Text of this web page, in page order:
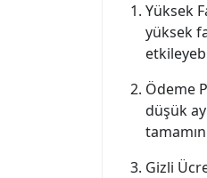
Yüksek
yüksek
Ödeme
düşük
Gizli